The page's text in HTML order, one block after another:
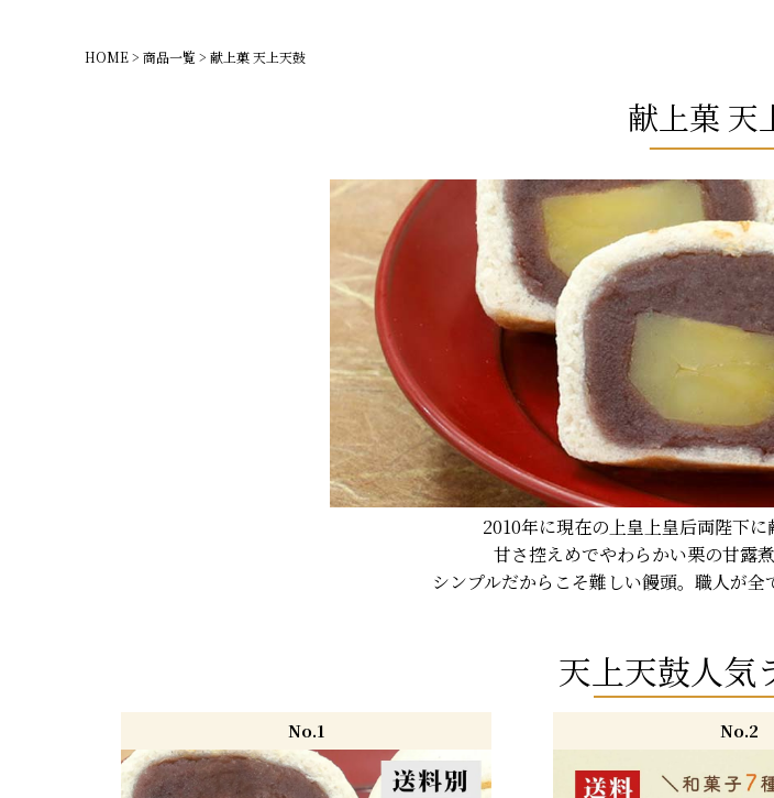
HOME 商品一覧 献上菓 天上天鼓
献上菓 天
2010年に現在の上皇上皇后両陛下に
甘さ控えめでやわらかい栗の甘露
シンプルだからこそ難しい饅頭。職人が全
天上天鼓人気
No.1 No.2